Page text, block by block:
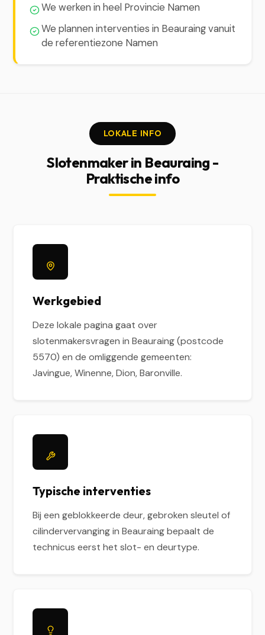
We werken in heel Provincie Namen
We plannen interventies in Beauraing vanuit
de referentiezone Namen
LOKALE INFO
Slotenmaker in Beauraing -
Praktische info
Werkgebied
Deze lokale pagina gaat over
slotenmakersvragen in Beauraing (postcode
5570) en de omliggende gemeenten:
Javingue, Winenne, Dion, Baronville.
Typische interventies
Bij een geblokkeerde deur, gebroken sleutel of
cilindervervanging in Beauraing bepaalt de
technicus eerst het slot- en deurtype.